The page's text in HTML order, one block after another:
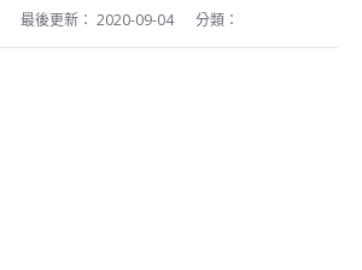
最後更新： 2020-09-04 分類：